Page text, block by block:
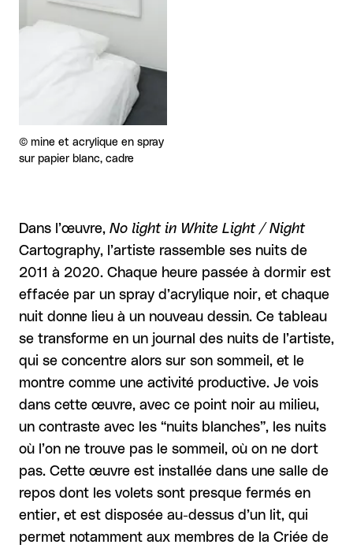
Droits réservés :
© mine et acrylique en spray
sur papier blanc, cadre
Dans l’œuvre, No light in White Light / Night
Cartography, l’artiste rassemble ses nuits de
2011 à 2020. Chaque heure passée à dormir est
effacée par un spray d’acrylique noir, et chaque
nuit donne lieu à un nouveau dessin. Ce tableau
se transforme en un journal des nuits de l’artiste,
qui se concentre alors sur son sommeil, et le
montre comme une activité productive. Je vois
dans cette œuvre, avec ce point noir au milieu,
un contraste avec les “nuits blanches”, les nuits
où l’on ne trouve pas le sommeil, où on ne dort
pas. Cette œuvre est installée dans une salle de
repos dont les volets sont presque fermés en
entier, et est disposée au-dessus d’un lit, qui
permet notamment aux membres de la Criée de